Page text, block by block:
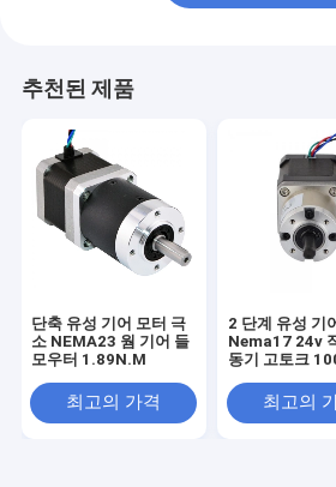
추천된 제품
단축 유성 기어 모터 극
소 NEMA23 웜 기어 들
모우터 1.89N.M
최고의 가격
2 단계 유성 기
Nema17 24v
동기 고토크
최고의